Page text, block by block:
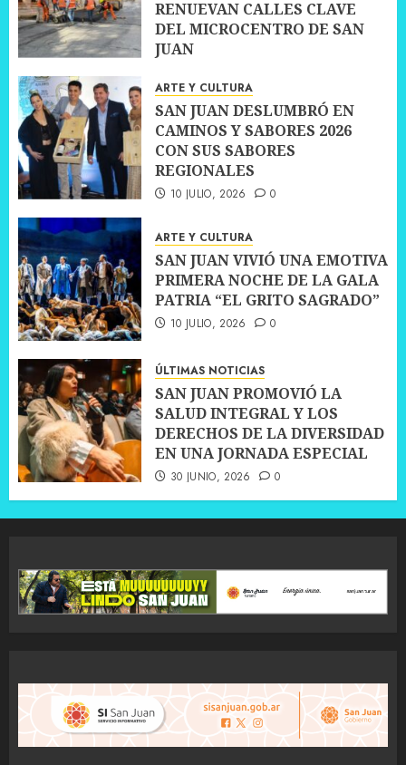
RENUEVAN CALLES CLAVE
DEL MICROCENTRO DE SAN
JUAN
ARTE Y CULTURA
SAN JUAN DESLUMBRÓ EN
CAMINOS Y SABORES 2026
CON SUS SABORES
REGIONALES
10 JULIO, 2026 0
ARTE Y CULTURA
SAN JUAN VIVIÓ UNA EMOTIVA
PRIMERA NOCHE DE LA GALA
PATRIA “EL GRITO SAGRADO”
10 JULIO, 2026 0
ÚLTIMAS NOTICIAS
SAN JUAN PROMOVIÓ LA
SALUD INTEGRAL Y LOS
DERECHOS DE LA DIVERSIDAD
EN UNA JORNADA ESPECIAL
30 JUNIO, 2026 0